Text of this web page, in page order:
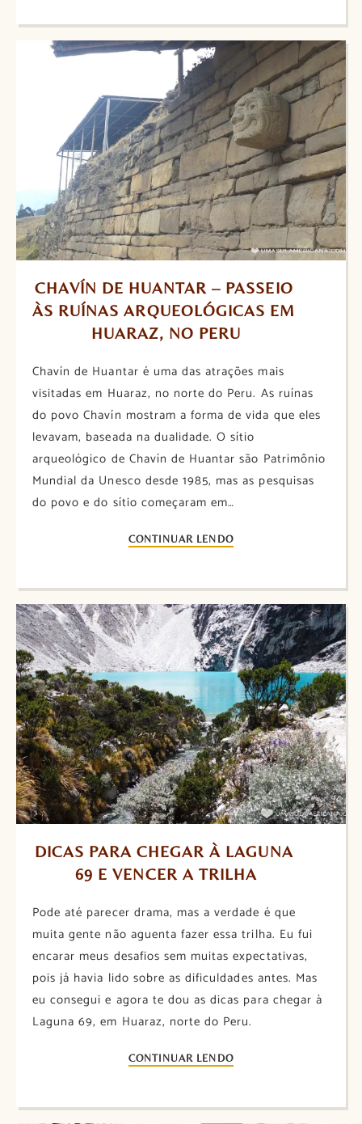
CHAVÍN DE HUANTAR – PASSEIO
ÀS RUÍNAS ARQUEOLÓGICAS EM
HUARAZ, NO PERU
Chavín de Huantar é uma das atrações mais
visitadas em Huaraz, no norte do Peru. As ruínas
do povo Chavín mostram a forma de vida que eles
levavam, baseada na dualidade. O sítio
arqueológico de Chavín de Huantar são Patrimônio
Mundial da Unesco desde 1985, mas as pesquisas
do povo e do sítio começaram em…
CONTINUAR LENDO
DICAS PARA CHEGAR À LAGUNA
69 E VENCER A TRILHA
Pode até parecer drama, mas a verdade é que
muita gente não aguenta fazer essa trilha. Eu fui
encarar meus desafios sem muitas expectativas,
pois já havia lido sobre as dificuldades antes. Mas
eu consegui e agora te dou as dicas para chegar à
Laguna 69, em Huaraz, norte do Peru.
CONTINUAR LENDO